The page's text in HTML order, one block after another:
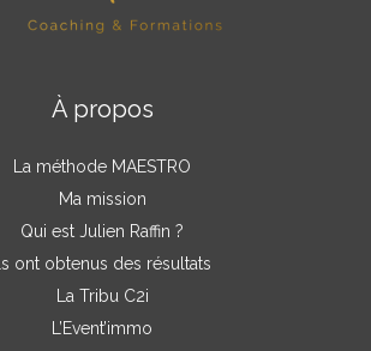
À propos
La méthode MAESTRO
Ma mission
Qui est Julien Raffin ?
Ils ont obtenus des résultats
La Tribu C2i
L’Event’immo